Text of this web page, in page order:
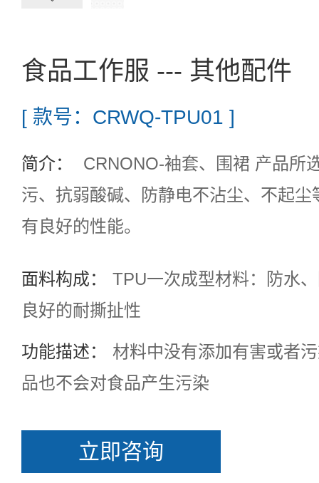
食品工作服 --- 其他配件
[ 款号：CRWQ-TPU01 ]
简介：
CRNONO-袖套、围裙 产品所
污、抗弱酸碱、防静电不沾尘、不起
有良好的性能。
面料构成：
TPU一次成型材料：防水
良好的耐撕扯性
功能描述：
材料中没有添加有害或者
品也不会对食品产生污染
立即咨询